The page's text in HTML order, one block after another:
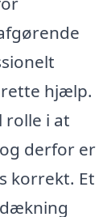
hjælp.
rolle i at
derfor er
korrekt. Et